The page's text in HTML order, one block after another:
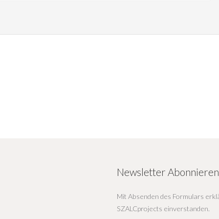
Newsletter Abonnieren
Mit Absenden des Formulars
SZALCprojects einverstanden.